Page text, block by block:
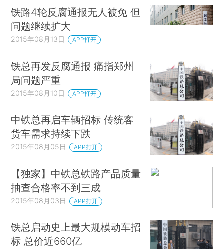
铁路4轮反腐通报无人被免 但
问题继续扩大
2015年08月13日 APP打开
铁总再发反腐通报 痛指郑州
局问题严重
2015年08月10日 APP打开
中铁总再启车辆招标 传统客
货车需求持续下跌
2015年08月05日 APP打开
【独家】中铁总铁路产品质量
抽查合格率不到三成
2015年08月03日 APP打开
铁总启动史上最大规模动车招
标 总价近660亿